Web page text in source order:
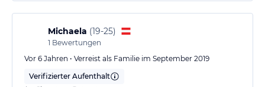
Michaela (19-25)
1 Bewertungen
Vor 6 Jahren • Verreist als Familie im September 2019
Verifizierter Aufenthalt